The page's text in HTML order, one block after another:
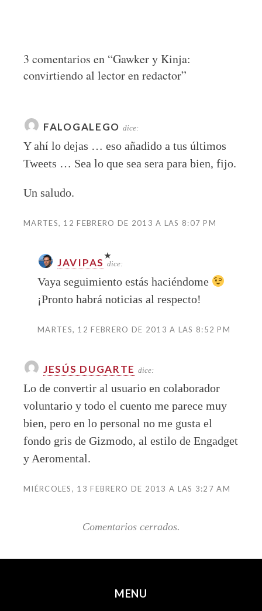
3 comentarios en “Gawker y Kinja:
convirtiendo al lector en redactor”
FALOGALEGO dice:
Y ahí lo dejas … eso añadido a tus últimos
Tweets … Sea lo que sea sera para bien, fijo.
Un saludo.
MARTES, 12 FEBRERO DE 2013 A LAS 8:07 PM
JAVIPAS dice:
Vaya seguimiento estás haciéndome
¡Pronto habrá noticias al respecto!
MARTES, 12 FEBRERO DE 2013 A LAS 8:52 PM
JESÚS DUGARTE dice:
Lo de convertir al usuario en colaborador
voluntario y todo el cuento me parece muy
bien, pero en lo personal no me gusta el
fondo gris de Gizmodo, al estilo de Engadget
y Aeromental.
MIÉRCOLES, 13 FEBRERO DE 2013 A LAS 3:27 AM
Comentarios cerrados.
MENU